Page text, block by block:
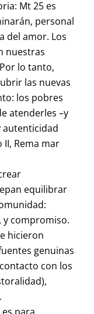
Mt 25 es
personal
del amor. Los
nuestras
lo tanto,
las nuevas
los pobres
atenderles –y
autenticidad
II, Rema mar
equilibrar
compromiso.
hicieron
genuinas
con los